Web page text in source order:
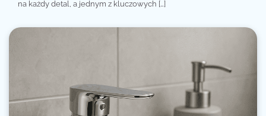
na każdy detal, a jednym z kluczowych […]